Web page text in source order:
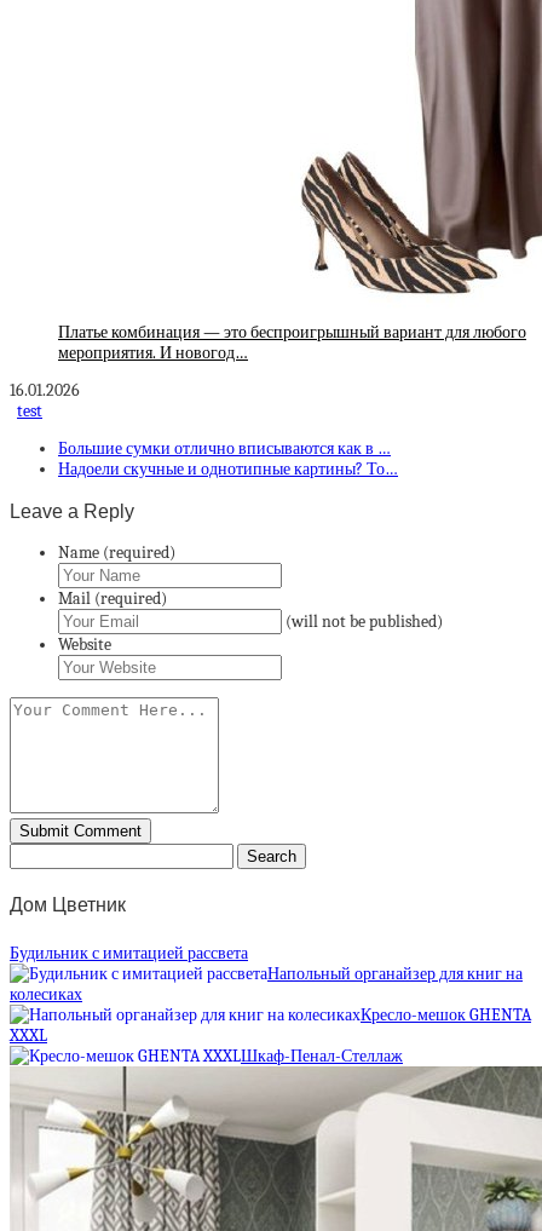
Платье комбинация — это беспроигрышный вариант для любого
мероприятия. И новогод…
16.01.2026
test
Большие сумки отлично вписываются как в …
Надоели скучные и однотипные картины? То…
Leave a Reply
Name (required)
Mail (required)
(will not be published)
Website
Дом Цветник
Будильник с имитацией рассвета
Напольный органайзер для книг на
колесиках
Кресло-мешок GHENTA
XXXL
Шкаф-Пенал-Стеллаж